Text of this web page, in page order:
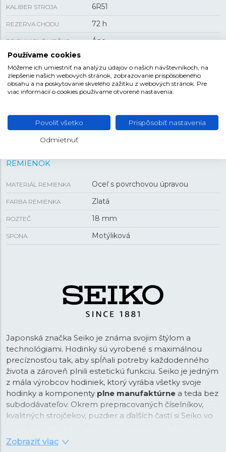
KALIBER STROJA 6R51
REZERVA CHODU 72 h
PRIEHĽADNÉ VIEČKO Áno
HMOTNOSŤ
VEĽKOSŤ
HRÚBKA 12,5 mm
REMIENOK
MATERIÁL REMIENKA Oceľ s povrchovou úpravou
FARBA REMIENKA Zlatá
ROZTEČ 18 mm
SPONA Motýliková
Japonská značka Seiko je známa svojim štýlom a
technológiami. Hodinky sú vyrobené s maximálnou
precíznosťou tak, aby spĺňali potreby každodenného
života a zároveň plnili estetickú funkciu. Seiko je jedným
z mála výrobcov hodiniek, ktorý vyrába všetky svoje
hodinky a komponenty plne manufaktúrne a teda bez
subdodávateľov. Okrem prepracovaných číselníkov,
kvalitných strojčekov, puzdier a ďalších častí si Seiko vo
hodinkách alebo luminiscenčné nátery. Maximálna
Zobraziť viac
Používame cookies
Môžeme ich umiestniť na analýzu údajov o našich návštevníkoch, na
zlepšenie našich webových stránok, zobrazovanie prispôsobeného
obsahu a na poskytovanie skvelého zážitku z webových stránok. Pre
viac informácií o cookies používame otvorené nastavenia.
Povoliť všetko Prispôsobiť nastavenia
Odmietnuť